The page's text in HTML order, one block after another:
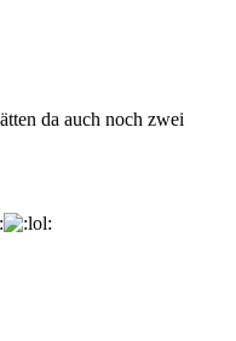
da auch noch zwei